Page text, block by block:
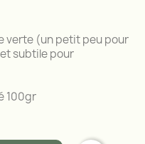
verte (un petit peu pour
subtile pour
100gr